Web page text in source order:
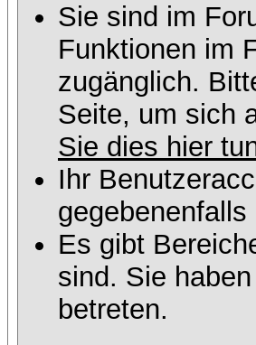
Sie sind im
Funktionen im
zugänglich.
Seite, um sich
Sie dies hier
Ihr
Es gibt
sind. Sie
betreten.